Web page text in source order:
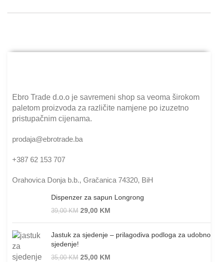
Ebro Trade d.o.o je savremeni shop sa veoma širokom
paletom proizvoda za različite namjene po izuzetno
pristupačnim cijenama.
prodaja@ebrotrade.ba
+387 62 153 707
Orahovica Donja b.b., Gračanica 74320, BiH
Dispenzer za sapun Longrong
39,00KM 29,00 KM
Jastuk za sjedenje – prilagodiva podloga za udobno
sjedenje!
35,00KM 25,00 KM